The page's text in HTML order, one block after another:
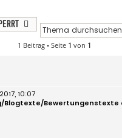
1 Beitrag • Seite 1 von 1
10:07
Blogtexte/Bewertungenstexte